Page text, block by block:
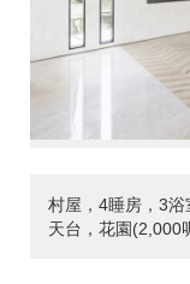
村屋，4睡房，3浴
天台，花園(2,000